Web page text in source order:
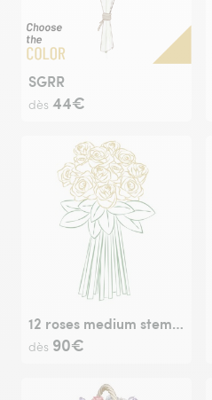
SGRR
dès 44€
12 roses medium stemmed
dès 90€